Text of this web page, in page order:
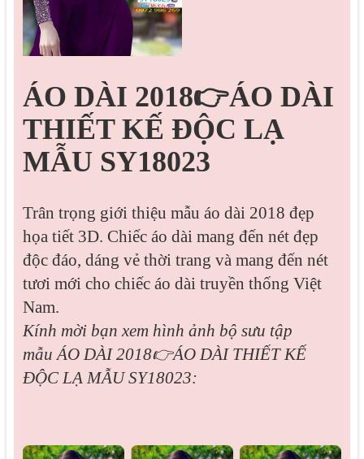
ÁO DÀI 2018👉ÁO DÀI
THIẾT KẾ ĐỘC LẠ
MẪU SY18023
Trân trọng giới thiệu mẫu áo dài 2018 đẹp
họa tiết 3D. Chiếc áo dài mang đến nét đẹp
độc đáo, dáng vẻ thời trang và mang đến nét
tươi mới cho chiếc áo dài truyền thống Việt
Nam.
Kính mời bạn xem hình ảnh bộ sưu tập
mẫuÁO DÀI 2018👉ÁO DÀI THIẾT KẾ
ĐỘC LẠ MẪU SY18023: